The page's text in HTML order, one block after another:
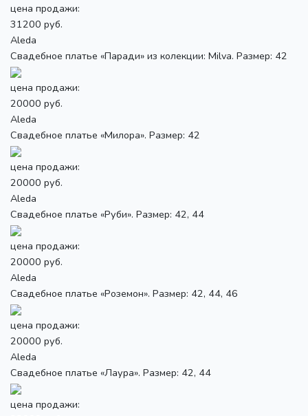
цена продажи:
31200 руб.
Aleda
Свадебное платье «Паради» из колекции: Milva. Размер: 42
цена продажи:
20000 руб.
Aleda
Свадебное платье «Милора». Размер: 42
цена продажи:
20000 руб.
Aleda
Свадебное платье «Руби». Размер: 42, 44
цена продажи:
20000 руб.
Aleda
Свадебное платье «Роземон». Размер: 42, 44, 46
цена продажи:
20000 руб.
Aleda
Свадебное платье «Лаура». Размер: 42, 44
цена продажи: